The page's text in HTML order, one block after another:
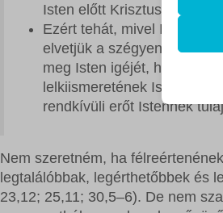
Isten előtt Krisztusban.
Ezért tehát, mivel Isten
elvetjük a szégyenletes
meg Isten igéjét, hanem az
lelkiismeretének Isten
rendkívüli erőt Istennek
Nem szeretném, ha
legtalálóbbak, legérthetőbbek és
23,12; 25,11; 30,5–6). De nem
_ga_*